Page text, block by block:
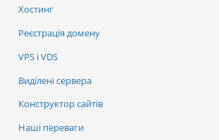
Хостинг
Реєстрація домену
VPS і VDS
Виділені сервера
Конструктор сайтів
Наші переваги